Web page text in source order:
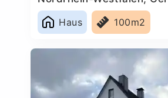
Haus
100m2